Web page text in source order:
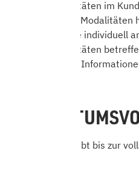
Zahlungsmodalitäten im
Anbieten dieser
Einfluss; weitere individuell
Zahlungsmodalitäten
PayPal. Weitere
8.
Das Produkt bleibt bis zur